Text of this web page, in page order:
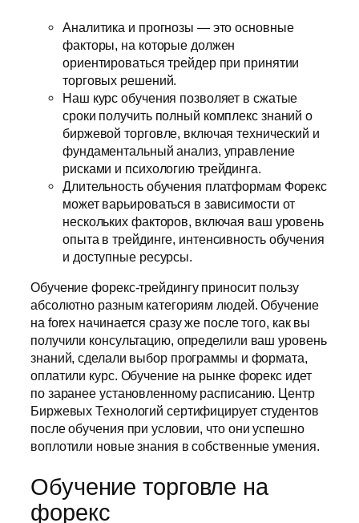
Аналитика и прогнозы — это основные
факторы, на которые должен
ориентироваться трейдер при принятии
торговых решений.
Наш курс обучения позволяет в сжатые
сроки получить полный комплекс знаний о
биржевой торговле, включая технический и
фундаментальный анализ, управление
рисками и психологию трейдинга.
Длительность обучения платформам Форекс
может варьироваться в зависимости от
нескольких факторов, включая ваш уровень
опыта в трейдинге, интенсивность обучения
и доступные ресурсы.
Обучение форекс-трейдингу приносит пользу
абсолютно разным категориям людей. Обучение
на forex начинается сразу же после того, как вы
получили консультацию, определили ваш уровень
знаний, сделали выбор программы и формата,
оплатили курс. Обучение на рынке форекс идет
по заранее установленному расписанию. Центр
Биржевых Технологий сертифицирует студентов
после обучения при условии, что они успешно
воплотили новые знания в собственные умения.
Обучение торговле на
форекс